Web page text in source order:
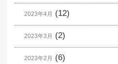
2023年4月 (12)
2023年3月 (2)
2023年2月 (6)